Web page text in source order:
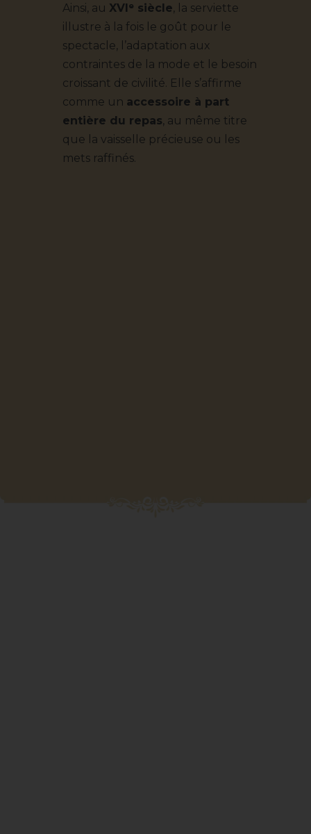
Ainsi, au XVIᵉ siècle , la serviette
illustre à la fois le goût pour le
spectacle, l’adaptation aux
contraintes de la mode et le besoin
croissant de civilité. Elle s’affirme
comme un accessoire à part
entière du repas , au même titre
que la vaisselle précieuse ou les
mets raffinés.